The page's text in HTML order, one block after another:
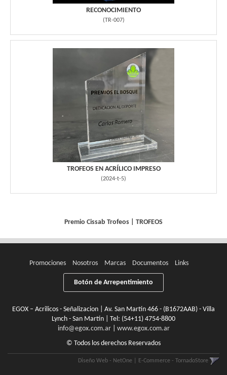
RECONOCIMIENTO
(TR-007)
TROFEOS EN ACRÍLICO IMPRESO
(2024-t-5)
Premio Cissab Trofeos TROFEOS
Promociones Nosotros Marcas Documentos Links
Botón de Arrepentimiento
EGOX – Acrilicos - Señalizacion | Av. San Martín 466 - (B1672AAB) - Villa
Lynch - San Martín | Tel: (54+11) 4754-8800
info@egox.com.ar| www.egox.com.ar
© Todos los derechos Reservados
Diseño Web - NetOne E-Commerce - TornadoStore